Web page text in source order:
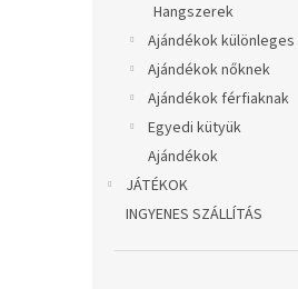
Hangszerek
Ajándékok különleges
Ajándékok nőknek
Ajándékok férfiaknak
Egyedi kütyük
Ajándékok
JÁTÉKOK
INGYENES SZÁLLÍTÁS